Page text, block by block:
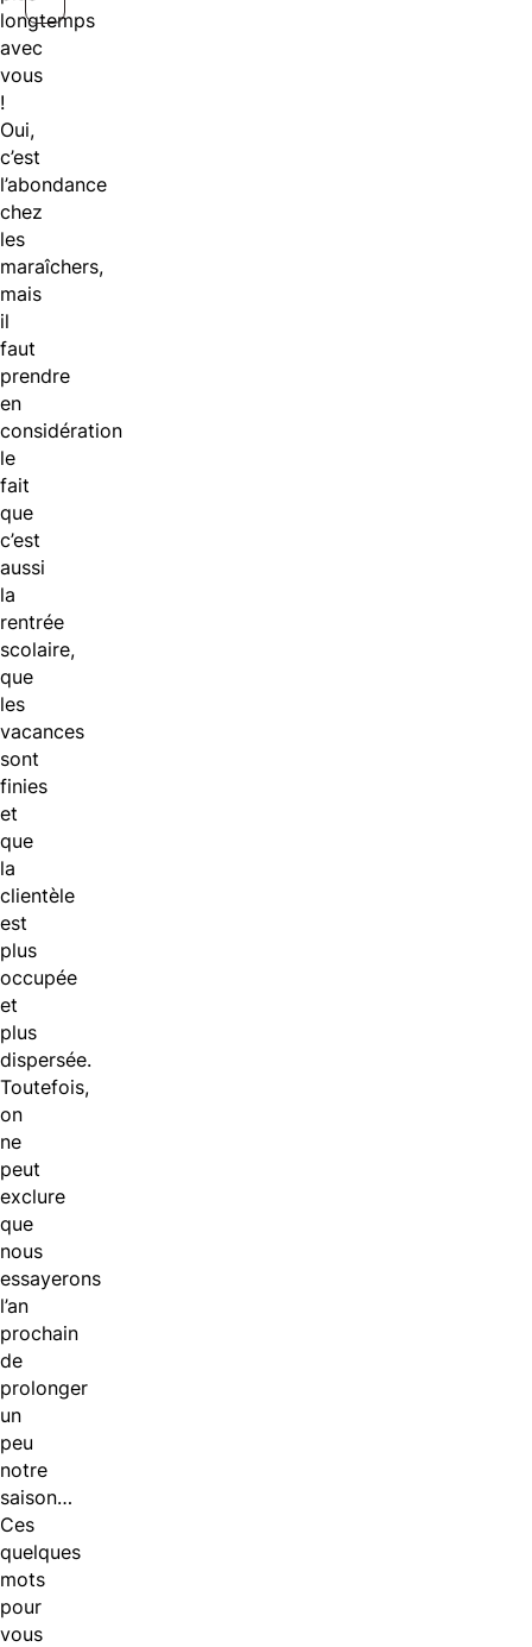
longtemps
avec
vous
!
Oui,
c’est
l’abondance
chez
les
maraîchers,
mais
il
faut
prendre
en
considération
le
fait
que
c’est
aussi
la
rentrée
scolaire,
que
les
vacances
sont
finies
et
que
la
clientèle
est
plus
occupée
et
plus
dispersée.
Toutefois,
on
ne
peut
exclure
que
nous
essayerons
l’an
prochain
de
prolonger
un
peu
notre
saison…
Ces
quelques
mots
pour
vous